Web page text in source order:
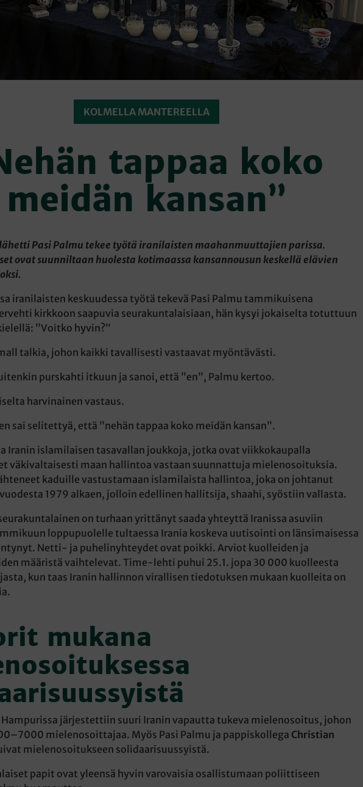
KOLMELLA MANTEREELLA
tappaa koko
meidän kansan”
Pasi Palmu tekee työtä iranilaisten maahanmuuttajien parissa.
ovat suunniltaan huolesta kotimaassa kansannousun keskellä elävien
iranilaisten keskuudessa työtä tekevä Pasi Palmu tammikuisena
kirkkoon saapuvia seurakuntalaisiaan, hän kysyi jokaiselta totuttuun
”Voitko hyvin?”
talkia, johon kaikki tavallisesti vastaavat myöntävästi.
purskahti itkuun ja sanoi, että ”en”, Palmu kertoo.
harvinainen vastaus.
sai selitettyä, että ”nehän tappaa koko meidän kansan”.
Iranin islamilaisen tasavallan joukkoja, jotka ovat viikkokaupalla
väkivaltaisesti maan hallintoa vastaan suunnattuja mielenosoituksia.
kaduille vastustamaan islamilaista hallintoa, joka on johtanut
1979 alkaen, jolloin edellinen hallitsija, shaahi, syöstiin vallasta.
on turhaan yrittänyt saada yhteyttä Iranissa asuviin
loppupuolelle tultaessa Irania koskeva uutisointi on länsimaisessa
Netti- ja puhelinyhteydet ovat poikki. Arviot kuolleiden ja
määristä vaihtelevat. Time-lehti puhui 25.1. jopa 30 000 kuolleesta
kun taas Iranin hallinnon virallisen tiedotuksen mukaan kuolleita on
mukana
järjestettiin suuri Iranin vapautta tukeva mielenosoitus, johon
mielenosoittajaa. Myös Pasi Palmu ja pappiskollega Christian
mielenosoitukseen solidaarisuussyistä.
papit ovat yleensä hyvin varovaisia osallistumaan poliittiseen